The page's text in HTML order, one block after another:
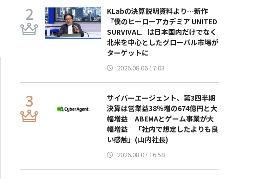
KLabの決算説明資料より…新作
『僕のヒーローアカデミア UNITED
SURVIVAL』は日本国内だけでなく
北米を中心としたグローバル市場が
ターゲットに
2026.08.06 17:03
サイバーエージェント、第3四半期
決算は営業益38％増の674億円と大
幅増益 ABEMAとゲーム事業が大
幅増益 「社内で想定したよりも良
い感触」(山内社長)
2026.08.07 16:58